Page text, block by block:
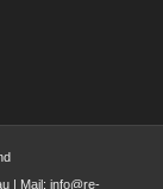
| Mail: info@re-